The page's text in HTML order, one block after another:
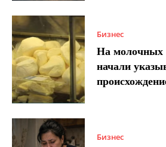
Бизнес
На молочных
начали
Бизнес